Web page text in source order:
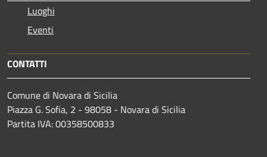
Luoghi
Eventi
CONTATTI
Comune di Novara di Sicilia
Piazza G. Sofia, 2 - 98058 - Novara di Sicilia
Partita IVA: 00358500833